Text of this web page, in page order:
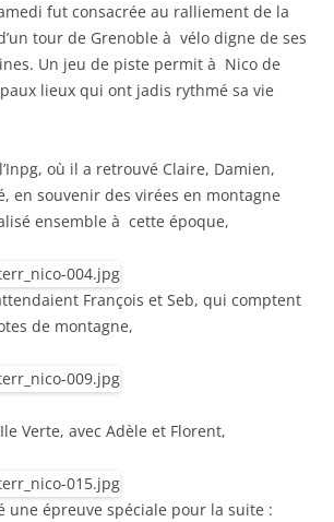
fut consacrée au ralliement de la
tour de Grenoble à vélo digne de ses
Un jeu de piste permit à Nico de
lieux qui ont jadis rythmé sa vie
où il a retrouvé Claire, Damien,
en souvenir des virées en montagne
ensemble à cette époque,
François et Seb, qui comptent
de montagne,
Verte, avec Adèle et Florent,
une épreuve spéciale pour la suite :